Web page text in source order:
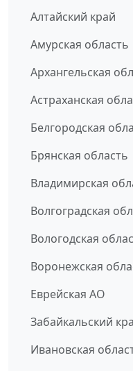
Алтайский край
Амурская область
Архангельская
Астраханская
Белгородская
Брянская область
Владимирская
Волгоградская
Вологодская
Воронежская
Еврейская АО
Забайкальский
Ивановская